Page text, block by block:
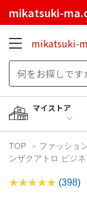
mikatsuki-
mikatsuki-
マイストア
TOP ファッショ
ンザクアトロ ビジ
(398)